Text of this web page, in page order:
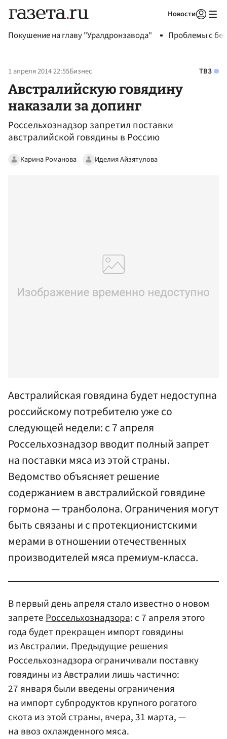
Новости
Покушение на главу "Уралдронзавода" Проблемы с
1 апреля 2014 22:55Бизнес ТВЗ
Австралийскую говядину
наказали за допинг
Россельхознадзор запретил поставки
австралийской говядины в Россию
Карина Романова Иделия Айзятулова
Австралийская говядина будет недоступна
российскому потребителю уже со
следующей недели: с 7 апреля
Россельхознадзор вводит полный запрет
на поставки мяса из этой страны.
Ведомство объясняет решение
содержанием в австралийской говядине
гормона — транболона. Ограничения могут
быть связаны и с протекционистскими
мерами в отношении отечественных
производителей мяса премиум-класса.
В первый день апреля стало известно о новом
запрете Россельхознадзора: с 7 апреля этого
года будет прекращен импорт говядины
из Австралии. Предыдущие решения
Россельхознадзора ограничивали поставку
говядины из Австралии лишь частично:
27 января были введены ограничения
на импорт субпродуктов крупного рогатого
скота из этой страны, вчера, 31 марта, —
на ввоз охлажденного мяса.